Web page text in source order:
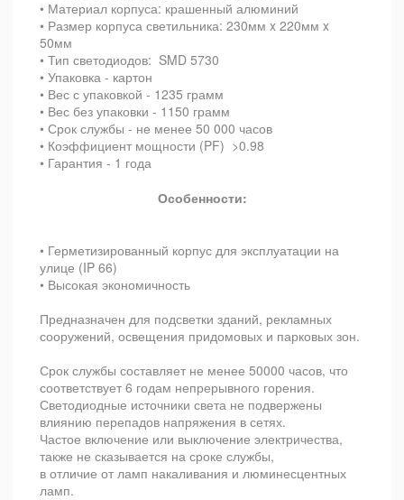
• Материал корпуса: крашенный алюминий
• Размер корпуса светильника: 230мм x 220мм x
50мм
• Тип светодиодов: SMD 5730
• Упаковка - картон
• Вес с упаковкой - 1235 грамм
• Вес без упаковки - 1150 грамм
• Срок службы - не менее 50 000 часов
• Коэффициент мощности (PF) >0.98
• Гарантия - 1 года
Особенности:
• Герметизированный корпус для эксплуатации на
улице (IP 66)
• Высокая экономичность
Предназначен для подсветки зданий, рекламных
сооружений, освещения придомовых и парковых зон.
Срок службы составляет не менее 50000 часов, что
соответствует 6 годам непрерывного горения.
Светодиодные источники света не подвержены
влиянию перепадов напряжения в сетях.
Частое включение или выключение электричества,
также не сказывается на сроке службы,
в отличие от ламп накаливания и люминесцентных
ламп.